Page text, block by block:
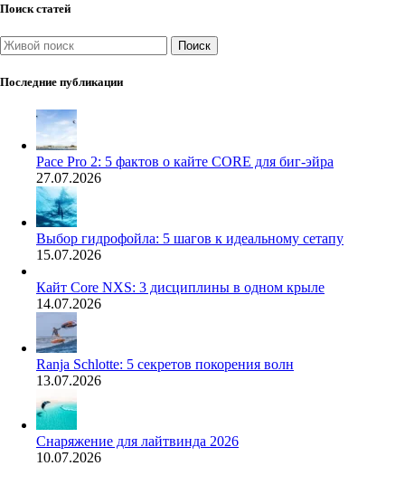
Поиск статей
Поиск
Последние публикации
Pace Pro 2: 5 фактов о кайте CORE для биг-эйра
27.07.2026
Выбор гидрофойла: 5 шагов к идеальному сетапу
15.07.2026
Кайт Core NXS: 3 дисциплины в одном крыле
14.07.2026
Ranja Schlotte: 5 секретов покорения волн
13.07.2026
Снаряжение для лайтвинда 2026
10.07.2026